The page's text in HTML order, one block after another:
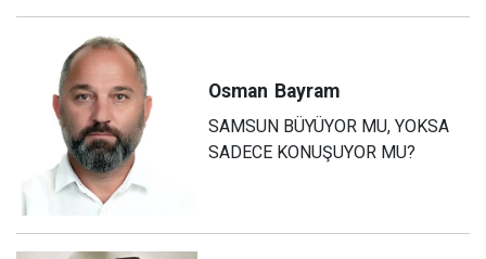
Osman Bayram
SAMSUN BÜYÜYOR MU, YOKSA
SADECE KONUŞUYOR MU?